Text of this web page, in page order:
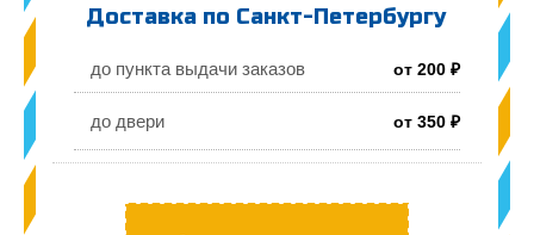
Доставка по Санкт-Петербургу
до пункта выдачи заказов от 200 ₽
до двери от 350 ₽